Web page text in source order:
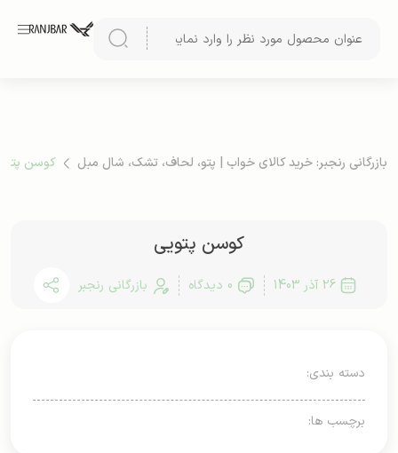
بازرگانی رنجبر: خرید کالای خواب | پتو، لحاف، تشک، شال مبل کوسن
کوسن پتویی
26 آذر 1403 بازرگانی رنجبر
دسته بندی:
برچسب ها: